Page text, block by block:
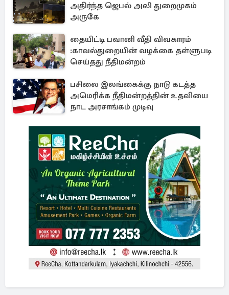
அதிர்ந்த ஜெபல் அலி துறைமுகம்
அருகே
தையிட்டி பவானி வீதி விவகாரம்
:காவல்துறையின் வழக்கை தள்ளுபடி
செய்தது நீதிமன்றம்
பசிலை இலங்கைக்கு நாடு கடத்த
அமெரிக்க நீதிமன்றத்தின் உதவியை
நாட அரசாங்கம் முடிவு